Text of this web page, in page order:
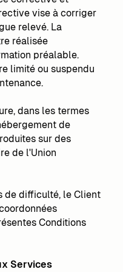
vise à corriger
relevé. La
réalisée
préalable.
limité ou suspendu
dans les termes
de
sur des
de l'Union
de difficulté, le Client
Conditions
Services